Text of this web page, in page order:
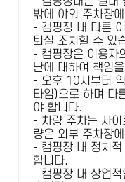
밖에 야외 주차장
- 캠핑장 내 다른
퇴실 조치할 수 있
- 캠핑장은 이용자
난에 대하여 책임
- 오후 10시부터
타임)으로 하며 다
야 합니다.
- 차량 주차는 사
량은 외부 주차장
- 캠핑장 내 정치적
합니다.
- 캠핑장 내 상업